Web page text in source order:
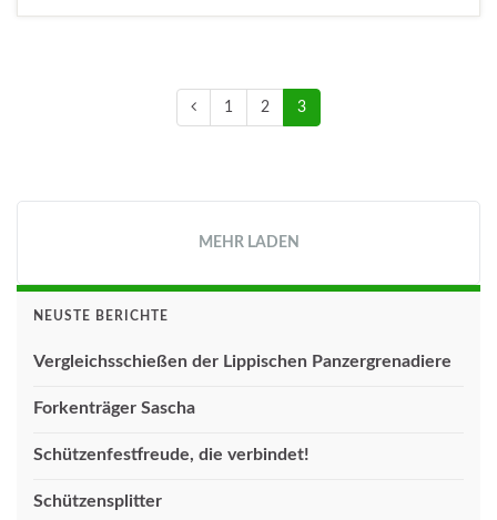
1 2 3
MEHR LADEN
NEUSTE BERICHTE
Vergleichsschießen der Lippischen Panzergrenadiere
Forkenträger Sascha
Schützenfestfreude, die verbindet!
Schützensplitter